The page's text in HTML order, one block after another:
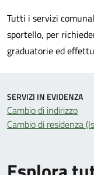
Tutti i servizi
sportello, per
graduatorie ed
SERVIZI IN EVIDENZA
Cambio di indirizzo
Cambio di residenza